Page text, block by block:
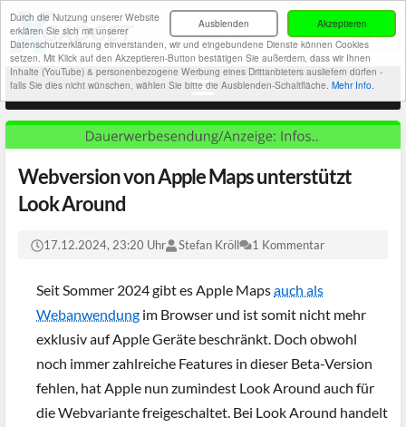
Akzeptieren
Ausblenden
Durch die Nutzung unserer Website
erklären Sie sich mit unserer
Datenschutzerklärung einverstanden, wir und eingebundene Dienste können Cookies
setzen. Mit Klick auf den Akzeptieren-Button bestätigen Sie außerdem, dass wir Ihnen
Inhalte (YouTube) & personenbezogene Werbung eines Drittanbieters ausliefern dürfen -
falls Sie dies nicht wünschen, wählen Sie bitte die Ausblenden-Schaltfläche. Mehr Info.
Webversion von Apple Maps unterstützt
Look Around
17.12.2024, 23:20 Uhr Stefan Kröll 1 Kommentar
Seit Sommer 2024 gibt es Apple Mapsauch als
Webanwendung im Browser und ist somit nicht mehr
exklusiv auf Apple Geräte beschränkt. Doch obwohl
noch immer zahlreiche Features in dieser Beta-Version
fehlen, hat Apple nun zumindest Look Around auch für
die Webvariante freigeschaltet. Bei Look Around handelt